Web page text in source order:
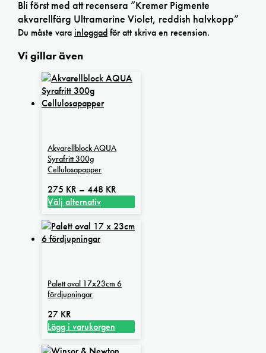
Bli först med att recensera ”Kremer Pigmente
akvarellfärg Ultramarine Violet, reddish halvkopp”
Du måste varainloggadför att skriva en recension.
Vi gillar även
Akvarellblock AQUA
Syrafritt 300g
Cellulosapapper
275 KR – 448 KR
448 kr
Välj alternativ
här
produkten
De
olika
alternativen
kan
Palett oval 17x23cm 6
fördjupningar
27 KR
Lägg i varukorgen